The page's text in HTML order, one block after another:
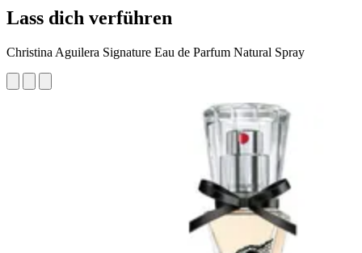
Lass dich verführen
Christina Aguilera Signature Eau de Parfum Natural Spray